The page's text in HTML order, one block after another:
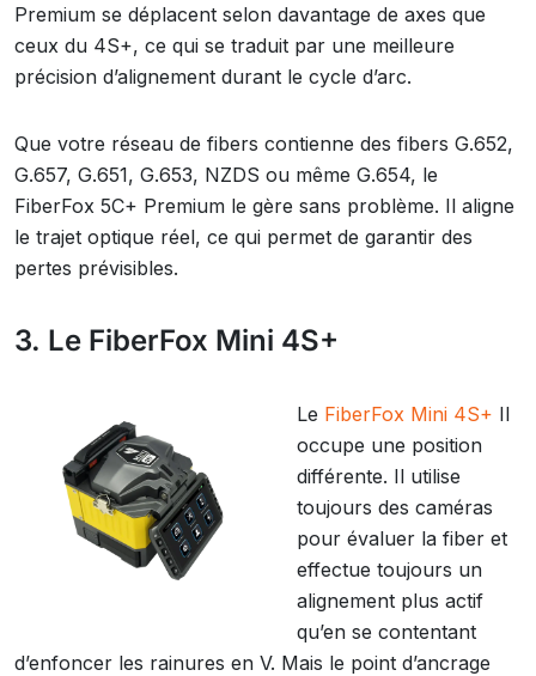
Premium se déplacent selon davantage de axes que
ceux du 4S+, ce qui se traduit par une meilleure
précision d’alignement durant le cycle d’arc.
Que votre réseau de fibers contienne des fibers G.652,
G.657, G.651, G.653, NZDS ou même G.654, le
FiberFox 5C+ Premium le gère sans problème. Il aligne
le trajet optique réel, ce qui permet de garantir des
pertes prévisibles.
3. Le FiberFox Mini 4S+
Le FiberFox Mini 4S+ Il
occupe une position
différente. Il utilise
toujours des caméras
pour évaluer la fiber et
effectue toujours un
alignement plus actif
qu’en se contentant
d’enfoncer les rainures en V. Mais le point d’ancrage